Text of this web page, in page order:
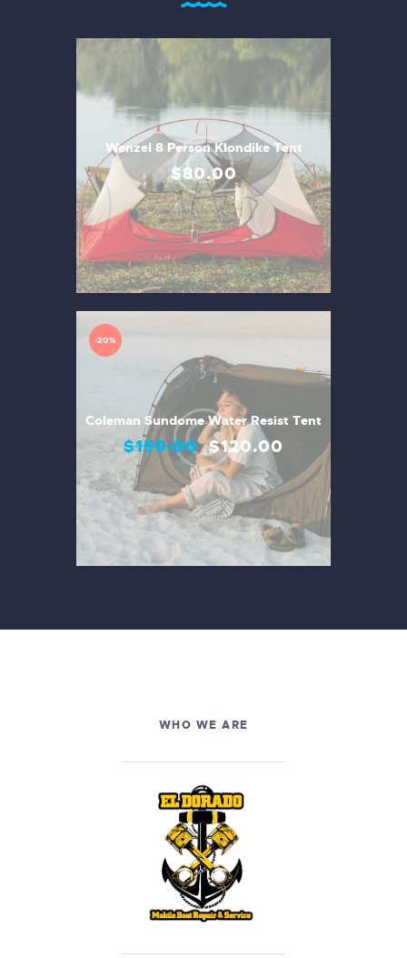
Wenzel 8 Person Klondike Tent
$80.00
-20%
Coleman Sundome Water Resist Tent
$150.00 $120.00
WHO WE ARE